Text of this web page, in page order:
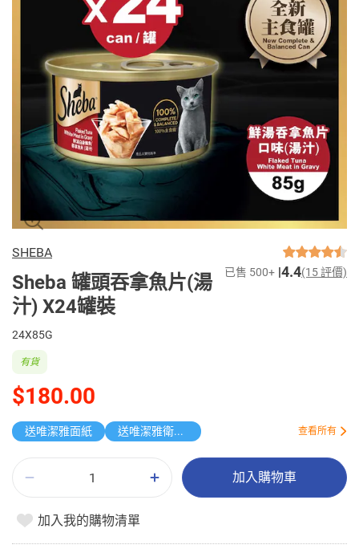
SHEBA
Sheba 罐頭吞拿魚片(湯
汁) X24罐裝
已售 500+ 4.4(15 評價)
24X85G
$180.00
有貨
送唯潔雅面紙 送唯潔雅衛生紙原箱 查看所有
加入購物車
加入我的購物清單